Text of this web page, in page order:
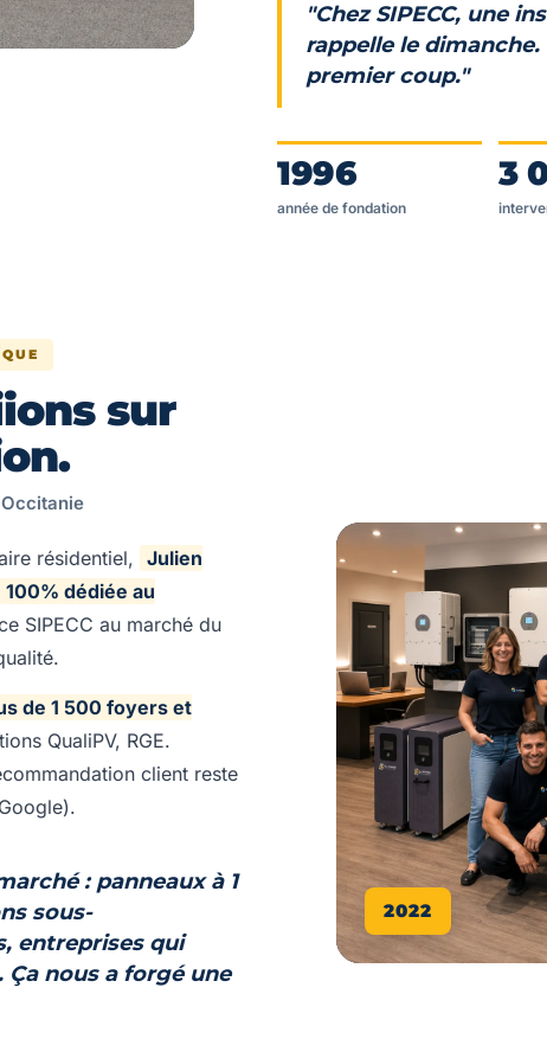
"Chez SIPECC, une
rappelle le
premier coup."
1996
année de fondation
3
2022
sur
résidentiel, Julien
100% dédiée au
SIPECC au marché du
de 1 500 foyers et
QualiPV, RGE.
client reste
:panneaux à 1
sous-
entreprises qui
Ça nous a forgé une